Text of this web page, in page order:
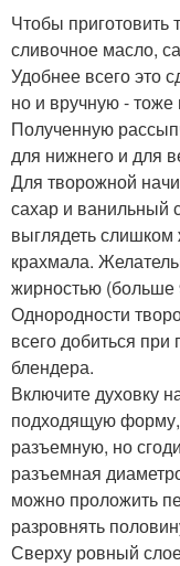
Чтобы приготовить
сливочное масло,
Удобнее всего это
но и вручную -
Полученную
для нижнего и для
Для творожной
сахар и ванильный
выглядеть слишком
крахмала.
жирностью (больше
Однородности
всего добиться
блендера.
Включите духовку
подходящую
разъемную, но
разъемная
можно проложить
разровнять
Сверху ровный